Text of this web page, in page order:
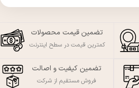
تضمین قیمت محصولات
کمترین قیمت در سطح اینترنت
تضمین کیفیت و اصالت
فروش مستقیم از شرکت